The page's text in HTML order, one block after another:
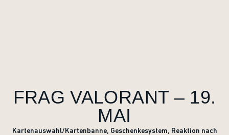
FRAG VALORANT – 19.
MAI
Kartenauswahl/Kartenbanne, Geschenkesystem, Reaktion nach